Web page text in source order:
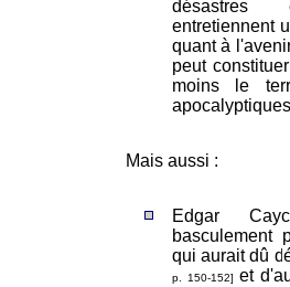
désastres
entretiennent
quant à
peut
moins le
Mais aussi :
Edgar
basculement
qui aurait dû
p. 150-152] et